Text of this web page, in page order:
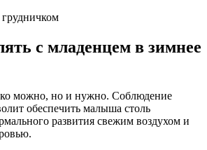
с младенцем в зимнее
можно, но и нужно. Соблюдение
обеспечить малыша столь
развития свежим воздухом и